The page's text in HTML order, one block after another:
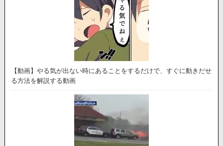
【動画】やる気が出ない時にあることをするだけで、すぐに動きだせ
る方法を解説する動画